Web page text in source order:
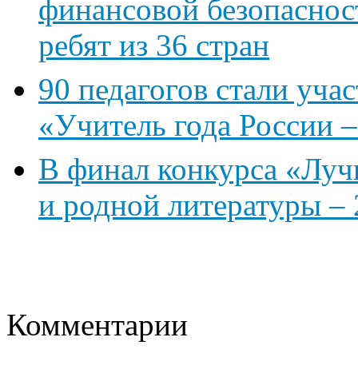
финансовой
ребят из 36 стран
90 педагогов стали
«Учитель года России
В финал конкурса
и родной литературы
Комментарии